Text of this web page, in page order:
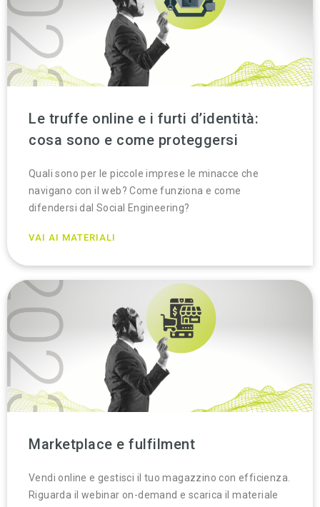
Le truffe online e i furti d’identità:
cosa sono e come proteggersi
Quali sono per le piccole imprese le minacce che
navigano con il web? Come funziona e come
difendersi dal Social Engineering?
VAI AI MATERIALI
Marketplace e fulfilment
Vendi online e gestisci il tuo magazzino con efficienza.
Riguarda il webinar on-demand e scarica il materiale